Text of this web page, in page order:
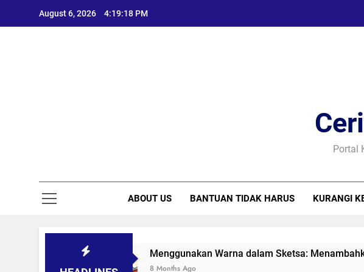
August 6, 2026 4:19:19 PM
Portal
ABOUT US BANTUAN TIDAK HARUS KURANGI
Menggunakan Warna dalam Sketsa: Menambahkan Dimensi
8 Months Ago